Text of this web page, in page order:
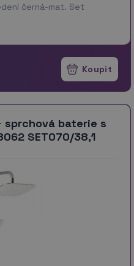
černá-mat. Set
sprchová baterie s
SET070/38,1